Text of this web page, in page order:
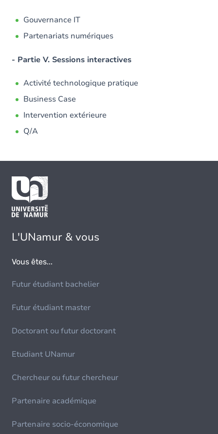
Gouvernance IT
Partenariats numériques
- Partie V. Sessions interactives
Activité technologique pratique
Business Case
Intervention extérieure
Q/A
L'UNamur & vous
Vous êtes...
Futur étudiant bachelier
Futur étudiant master
Doctorant ou futur doctorant
Etudiant UNamur
Chercheur ou futur chercheur
Partenaire académique
Partenaire socio-économique